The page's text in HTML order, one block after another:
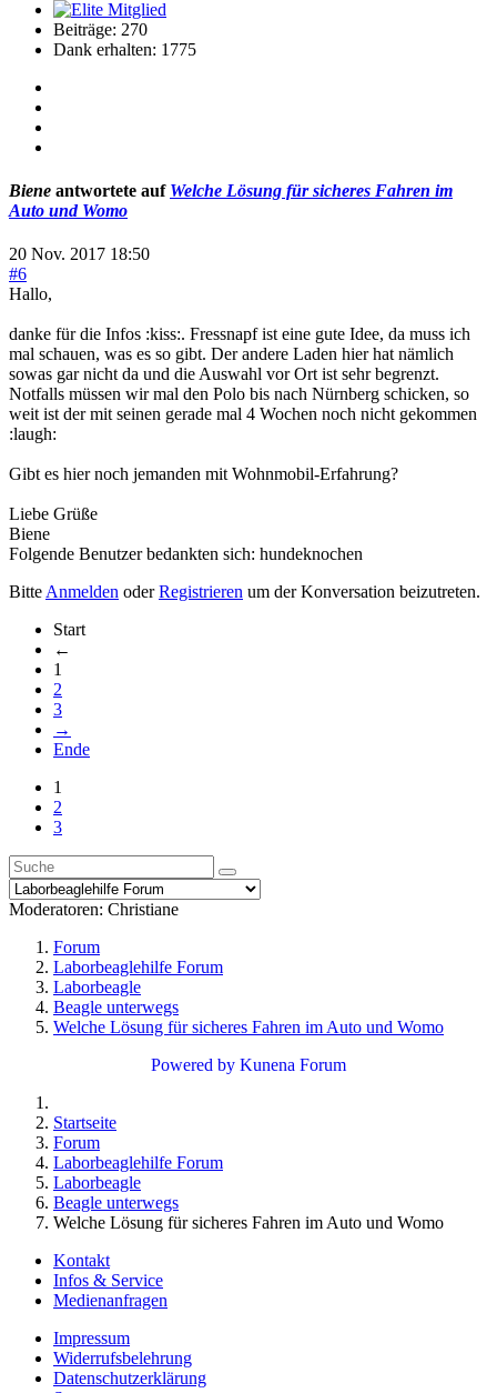
Beiträge: 270
Dank erhalten: 1775
Biene antwortete auf Welche Lösung für sicheres Fahren im
Auto und Womo
20 Nov. 2017 18:50
#6
Hallo,
danke für die Infos :kiss:. Fressnapf ist eine gute Idee, da muss ich
mal schauen, was es so gibt. Der andere Laden hier hat nämlich
sowas gar nicht da und die Auswahl vor Ort ist sehr begrenzt.
Notfalls müssen wir mal den Polo bis nach Nürnberg schicken, so
weit ist der mit seinen gerade mal 4 Wochen noch nicht gekommen
:laugh:
Gibt es hier noch jemanden mit Wohnmobil-Erfahrung?
Liebe Grüße
Biene
Folgende Benutzer bedankten sich: hundeknochen
Bitte Anmelden oderRegistrieren um der Konversation beizutreten.
Start
←
1
2
3
→
Ende
1
2
3
Moderatoren: Christiane
Forum
Laborbeaglehilfe Forum
Laborbeagle
Beagle unterwegs
Welche Lösung für sicheres Fahren im Auto und Womo
Powered by Kunena Forum
Startseite
Forum
Laborbeaglehilfe Forum
Laborbeagle
Beagle unterwegs
Welche Lösung für sicheres Fahren im Auto und Womo
Kontakt
Infos & Service
Medienanfragen
Impressum
Widerrufsbelehrung
Datenschutzerklärung